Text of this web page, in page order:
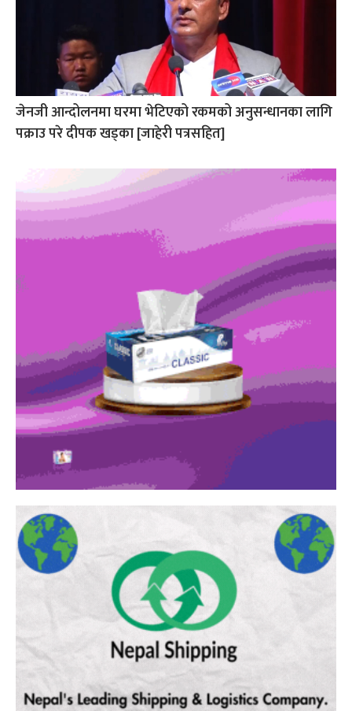
जेनजी आन्दोलनमा घरमा भेटिएको रकमको अनुसन्धानका लागि
पक्राउ परे दीपक खड्का [जाहेरी पत्रसहित]